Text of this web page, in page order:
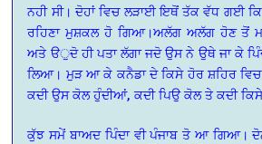
ਨਹੀ ਸੀ। ਦੋਹਾਂ ਵਿਚ ਲੜਾਈ ਇਥੋਂ ਤੱਕ ਵੱਧ ਗਈ
ਰਹਿਣਾ ਮੁਸ਼ਕਲ ਹੋ ਗਿਆ।ਅਲੱਗ ਅਲੱਗ ਹੋਣ ਤੋਂ
ਅਤੇ ੳੁਦੋ ਹੀ ਪਤਾ ਲੱਗਾ ਜਦੋ ਉਸ ਨੇ ਉਥੇ ਜਾ ਕੇ
ਲਿਆ। ਮੁੜ ਆ ਕੇ ਕਨੈਡਾ ਦੇ ਕਿਸੇ ਹੋਰ ਸ਼ਹਿਰ
ਕਦੀ ਉਸ ਕੋਲ ਹੁੰਦੀਆਂ, ਕਦੀ ਪਿਉ ਕੋਲ ਤੇ ਕਦੀ
ਕੁੱਝ ਸਮੇਂ ਬਾਅਦ ਪਿੰਦਾ ਵੀ ਪੰਜਾਬ ਤੋ ਆ ਗਿਆ।